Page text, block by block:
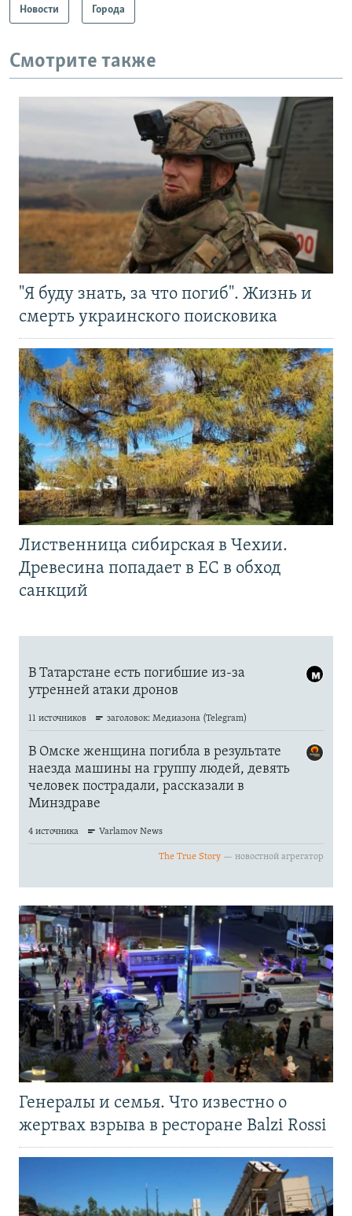
Новости Города
Смотрите также
"Я буду знать, за что погиб". Жизнь и
смерть украинского поисковика
Лиственница сибирская в Чехии.
Древесина попадает в ЕС в обход
санкций
Генералы и семья. Что известно о
жертвах взрыва в ресторане Balzi Rossi